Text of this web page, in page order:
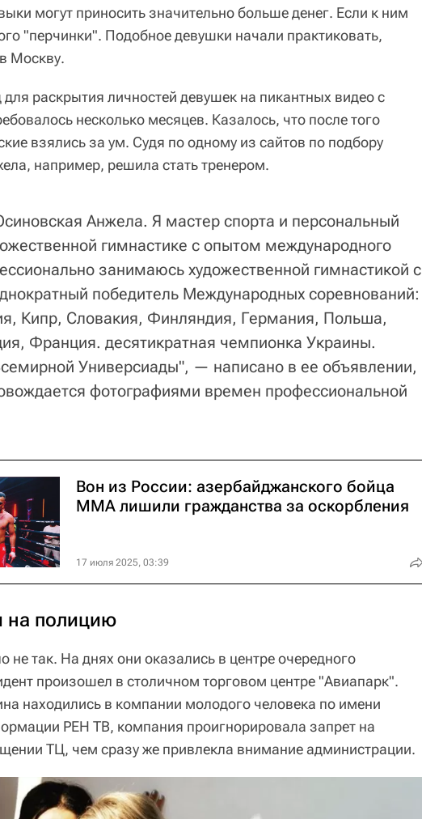
могут приносить значительно больше денег. Если к ним
"перчинки". Подобное девушки начали практиковать,
Москву.
раскрытия личностей девушек на пикантных видео с
несколько месяцев. Казалось, что после того
взялись за ум. Судя по одному из сайтов по подбору
например, решила стать тренером.
Анжела. Я мастер спорта и персональный
гимнастике с опытом международного
занимаюсь художественной гимнастикой с
победитель Международных соревнований:
Кипр, Словакия, Финляндия, Германия, Польша,
Франция. десятикратная чемпионка Украины.
Универсиады", — написано в ее объявлении,
фотографиями времен профессиональной
Вон из России: азербайджанского бойца
ММА лишили гражданства за оскорбления
17 июля 2025, 03:39
на полицию
не так. На днях они оказались в центре очередного
произошел в столичном торговом центре "Авиапарк".
находились в компании молодого человека по имени
РЕН ТВ, компания проигнорировала запрет на
ТЦ, чем сразу же привлекла внимание администрации.